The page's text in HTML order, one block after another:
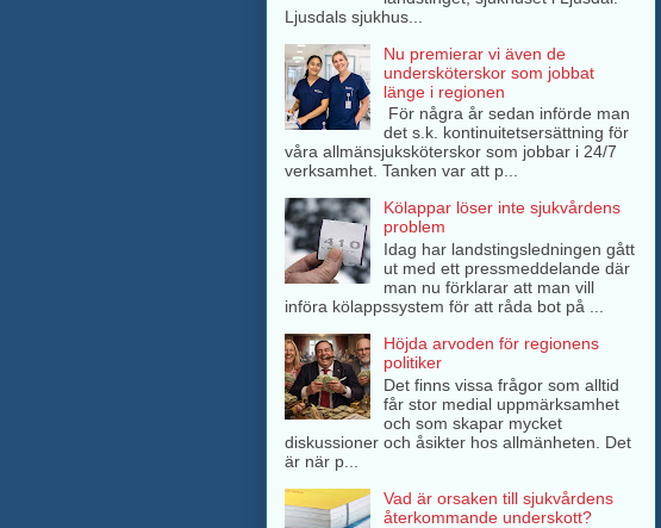
Ljusdals sjukhus...
Nu premierar vi även de
undersköterskor som jobbat
länge i regionen
För några år sedan införde man
det s.k. kontinuitetsersättning för
våra allmänsjuksköterskor som jobbar i 24/7
verksamhet. Tanken var att p...
Kölappar löser inte sjukvårdens
problem
Idag har landstingsledningen gått
ut med ett pressmeddelande där
man nu förklarar att man vill
införa kölappssystem för att råda bot på ...
Höjda arvoden för regionens
politiker
Det finns vissa frågor som alltid
får stor medial uppmärksamhet
och som skapar mycket
diskussioner och åsikter hos allmänheten. Det
är när p...
Vad är orsaken till sjukvårdens
återkommande underskott?